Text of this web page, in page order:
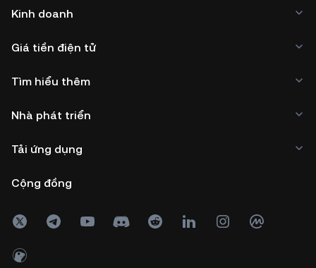
Kinh doanh
Giá tiền điện tử
Tìm hiểu thêm
Nhà phát triển
Tải ứng dụng
Cộng đồng